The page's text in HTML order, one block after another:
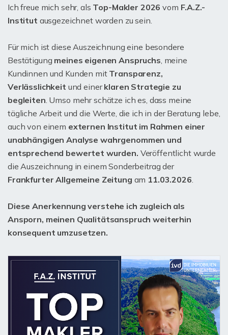
Ich freue mich sehr, als Top-Makler 2026vom F.A.Z.-
Institut ausgezeichnet worden zu sein.
Für mich ist diese Auszeichnung eine besondere
Bestätigung meines eigenen Anspruchs, meine
Kundinnen und Kunden mit Transparenz,
Verlässlichkeit und einerklaren Strategie zu
begleiten. Umso mehr schätze ich es, dass meine
tägliche Arbeit und die Werte, die ich in der Beratung lebe,
auch von einem externen Institut im Rahmen einer
unabhängigen Analyse wahrgenommen und
entsprechend bewertet wurden. Veröffentlicht wurde
die Auszeichnung in einem Sonderbeitrag der
Frankfurter Allgemeine Zeitung am 11.03.2026.
Diese Anerkennung verstehe ich zugleich als
Ansporn, meinen Qualitätsanspruch weiterhin
konsequent umzusetzen.